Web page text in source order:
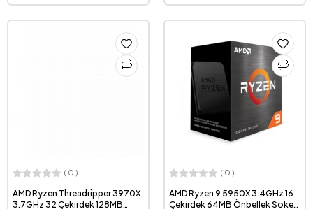
( 0 )
AMD Ryzen Threadripper 3970X
3.7GHz 32 Çekirdek 128MB
( 0 )
AMD Ryzen 9 5950X 3.4GHz 16
Çekirdek 64MB Önbellek Soket